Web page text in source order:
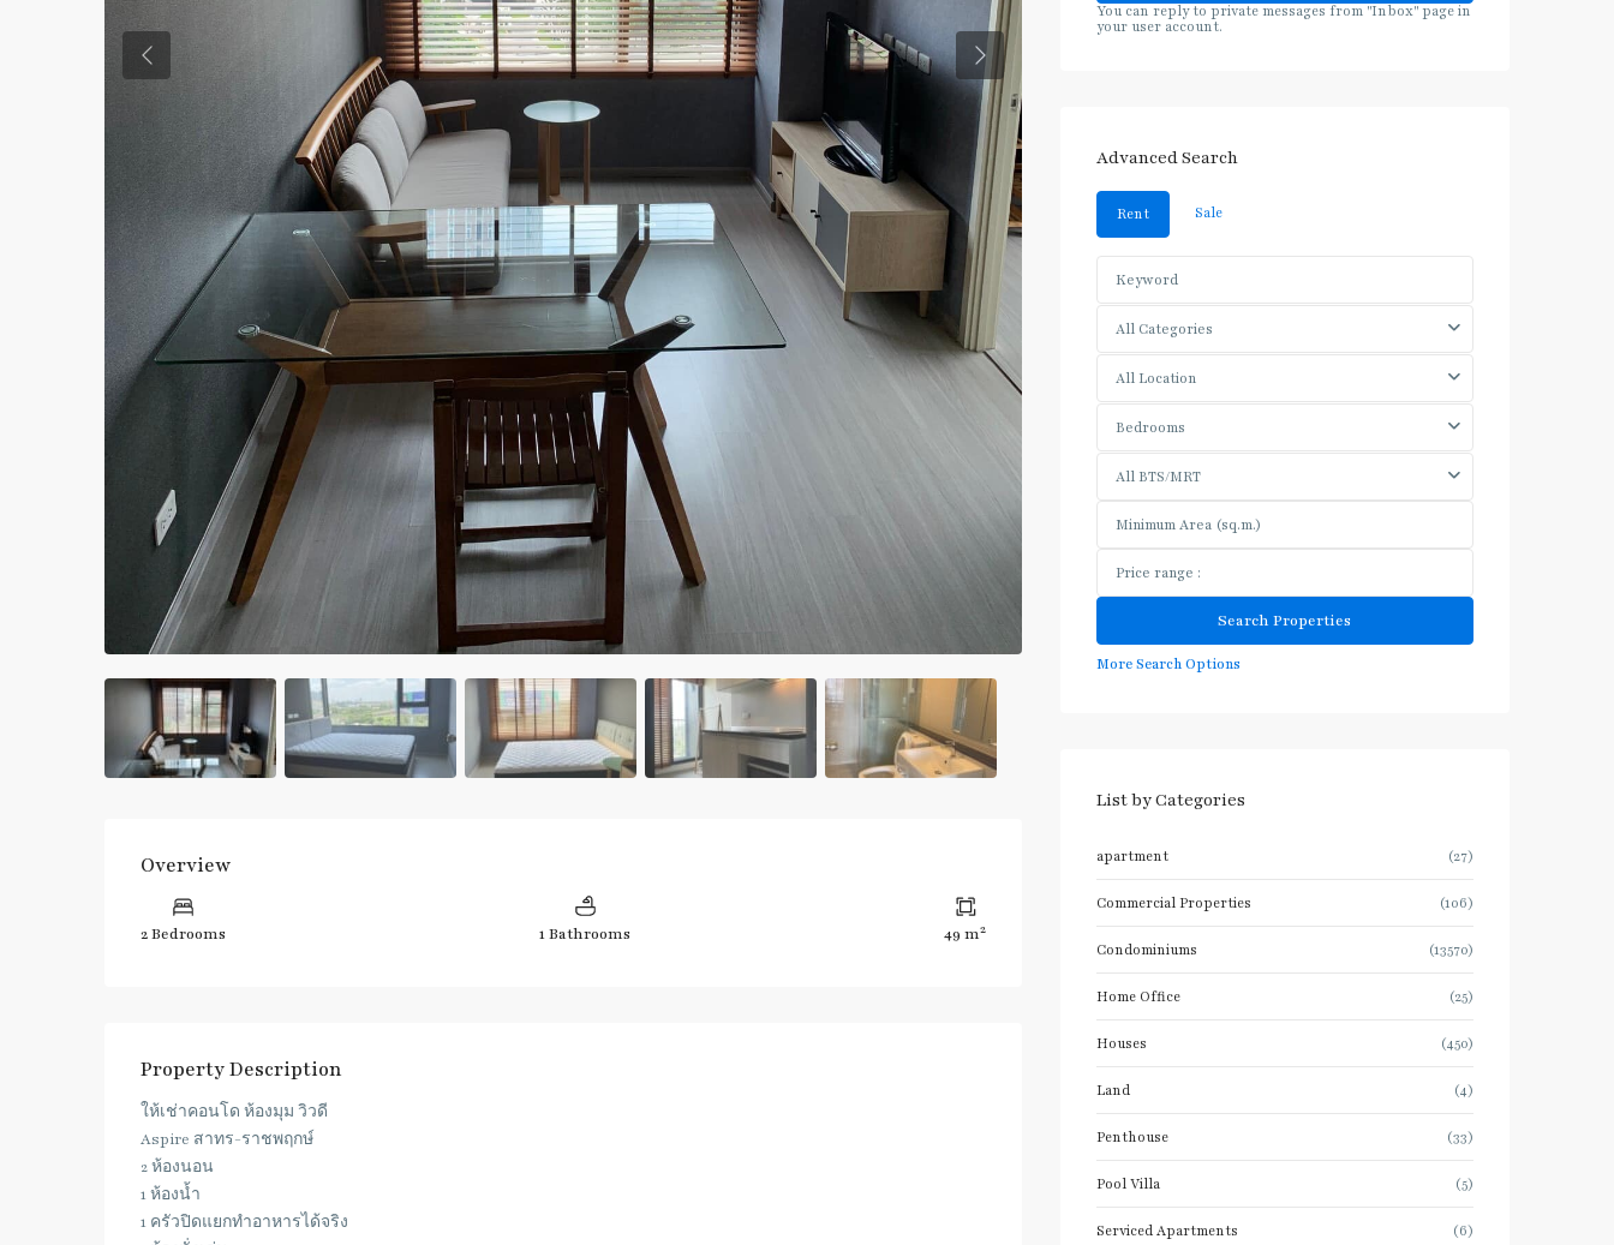
Previous Previous
Overview
2 Bedrooms 1 Bathrooms 49 m2
Property Description
ให้เช่าคอนโด ห้องมุม วิวดี
Aspire สาทร-ราชพฤกษ์
2 ห้องนอน
1 ห้องน้ำ
1 ครัวปิดแยกทำอาหารได้จริง
You can reply to private messages from "Inbox" page in
your user account.
Advanced Search
Rent Sale
All Categories
All Location
Bedrooms
All BTS/MRT
More Search Options
List by Categories
apartment (27)
Commercial Properties (106)
Condominiums (13570)
Home Office (25)
Houses (450)
Land (4)
Penthouse (33)
Pool Villa (5)
Serviced Apartments (6)